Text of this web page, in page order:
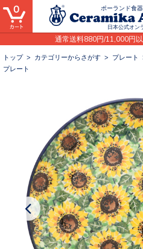
ポーランド食
日本公式オン
通常送料880円/11,000円
0
トップ> カテゴリーからさがす > プレート
プレート